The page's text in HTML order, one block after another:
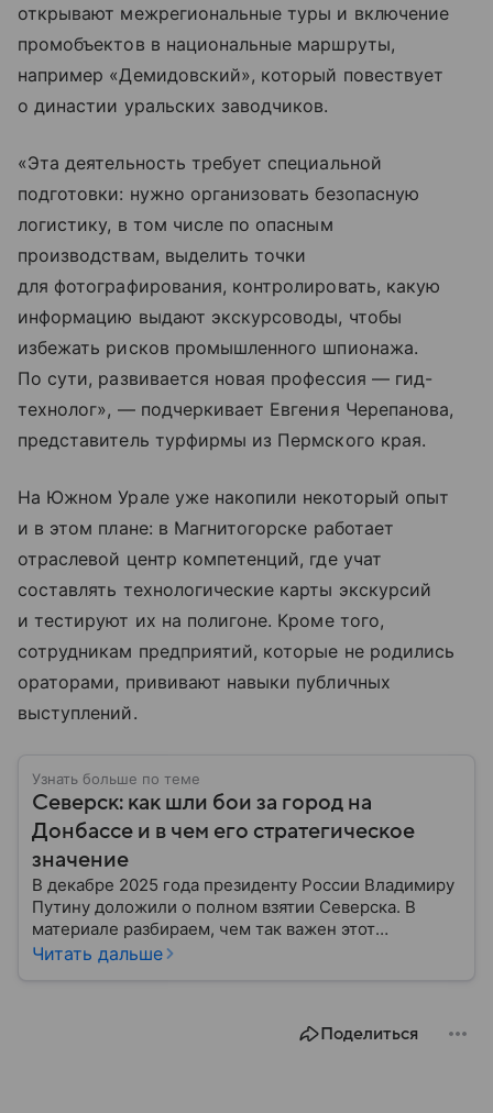
открывают межрегиональные туры и включение
промобъектов в национальные маршруты,
например «Демидовский», который повествует
о династии уральских заводчиков.
«Эта деятельность требует специальной
подготовки: нужно организовать безопасную
логистику, в том числе по опасным
производствам, выделить точки
для фотографирования, контролировать, какую
информацию выдают экскурсоводы, чтобы
избежать рисков промышленного шпионажа.
По сути, развивается новая профессия — гид-
технолог», — подчеркивает Евгения Черепанова,
представитель турфирмы из Пермского края.
На Южном Урале уже накопили некоторый опыт
и в этом плане: в Магнитогорске работает
отраслевой центр компетенций, где учат
составлять технологические карты экскурсий
и тестируют их на полигоне. Кроме того,
сотрудникам предприятий, которые не родились
ораторами, прививают навыки публичных
выступлений.
Узнать больше по теме
Северск: как шли бои за город на
Донбассе и в чем его стратегическое
значение
В декабре 2025 года президенту России Владимиру
Путину доложили о полном взятии Северска. В
материале разбираем, чем так важен этот
небольшой населенный пункт Донбасса и как его
Читать дальше
Поделиться